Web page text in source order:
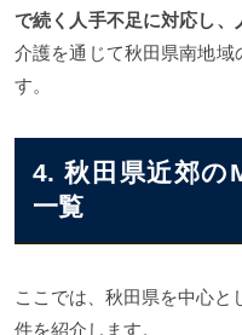
で続く人手不足に対応し、
介護を通じて秋田県南地域
す。
4. 秋田県近郊の
一覧
ここでは、秋田県を中心
件を紹介します。